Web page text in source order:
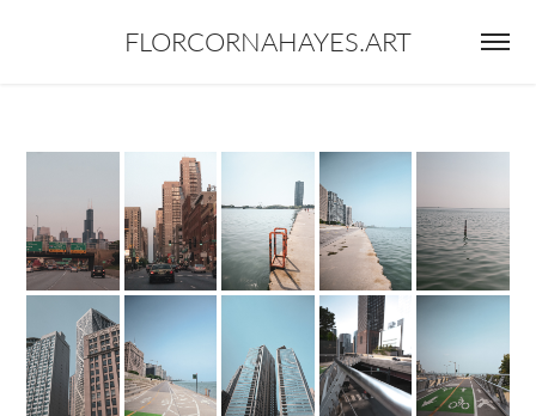
FLORCORNAHAYES.ART